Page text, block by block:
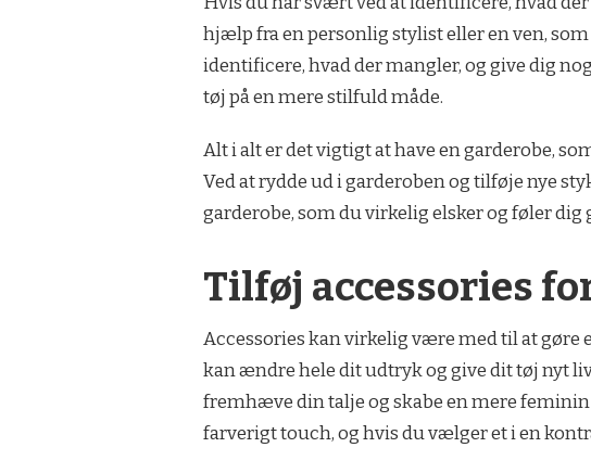
hjælp fra en personlig stylist eller en ven,
identificere, hvad der mangler, og give dig
tøj på en mere stilfuld måde.
Alt i alt er det vigtigt at have en garderobe,
Ved at rydde ud i garderoben og tilføje nye
garderobe, som du virkelig elsker og føler dig
Tilføj accessories
Accessories kan virkelig være med til at gøre
kan ændre hele dit udtryk og give dit tøj nyt
fremhæve din talje og skabe en mere
farverigt touch, og hvis du vælger et i en